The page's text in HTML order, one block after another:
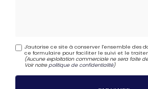
J'autorise ce site à conserver l'ensemble des
ce formulaire pour faciliter le suivi et le
(Aucune exploitation commerciale ne sera faite
Voir notrepolitique de confidentialité)